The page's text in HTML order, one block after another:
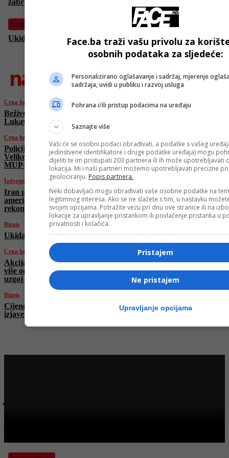
Biznis
Ukida se novčanica od petsto eura, evo i zašto
najnovije
Crna hronika
Beživotno tijelo pronađeno u rijeci Spreči kod
Lukavca, policija utvrđuje uzrok smrti
Crna hronika
Policija pretresa više lokacija u Bihaću i
Velikoj Kladuši, među njima i prostorije
MUP-a USK
Izdvojeno
Iran ubrzano obnavlja vojne kapacitete,
američke službe zabrinute zbog brzine
rekonstitucije
Biznis
Ukida se novčanica od petsto eura, evo i zašto
Crna hronika
Akcija „Micelij“ u Sarajevu: Policija pronašla
više od kilogram marihuane i laboratoriju za
uzgoj gljiva
Biznis
Cijene nafte naglo pale nakon Trumpove
izjave o pregovorima s Iranom
Face.ba traži vašu privolu za
osobnih podataka za sljedeće:
Personalizirano oglašavanje i sadržaj, mjerenje
sadržaja, uvidi u publiku i razvoj usluga
Pohrana i/ili pristup podacima na uređaju
Saznajte više
Vaši će se osobni podaci obrađivati, a podatke s vašeg
jedinstvene identifikatore i druge podatke uređaja) mogu
dijeliti te im pristupati 203 partnera ili ih može upotrebljavati
lokacija. Mi i naši partneri možemo upotrebljavati precizne
geolociranju. Popis partnera.
Neki dobavljači mogu obrađivati vaše osobne podatke na
legitimnog interesa. Ako se ne slažete s tim, u nastavku
svojim opcijama. Potražite vezu pri dnu ove stranice ili na
lokacije za upravljanje pristankom ili povlačenje pristanka u
privatnosti i kolačića.
Pristajem
Ne pristajem
Upravljanje opcijama